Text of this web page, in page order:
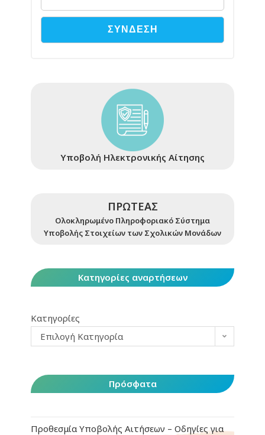
Υποβολή Ηλεκτρονικής Αίτησης
ΠΡΩΤΕΑΣ
Ολοκληρωμένο Πληροφοριακό Σύστημα
Υποβολής Στοιχείων των Σχολικών Μονάδων
Κατηγορίες αναρτήσεων
Κατηγορίες
Επιλογή Κατηγορία
Πρόσφατα
Προθεσμία Υποβολής Αιτήσεων – Οδηγίες για